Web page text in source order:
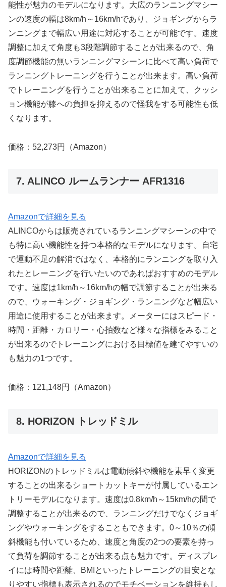
能性が魅力のモデルになります。大広のランニングマシー
ンの速度の幅は8km/h～16km/hであり、ジョギングからラ
ンニングまで幅広い用途に対応することが可能です。速度
調整に加えて角度も3段階調節することが出来るので、角
度調節機能の無いランニングマシーンに比べて高い負荷で
ランニングトレーニングを行うことが出来ます。高い負荷
でトレーニングを行うことが出来ることに加えて、クッシ
ョン機能が膝への負担を抑えるので怪我をする可能性も低
くなります。
価格：52,273円（Amazon）
7. ALINCO ルームランナー AFR1316
Amazonで詳細を見る
ALINCOからは販売されているランニングマシーンの中で
も特に高い機能性を持つ本格的なモデルになります。自宅
で運動不足の解消ではなく、本格的にランニングを取り入
れたとレーニングを行いたいのであればおすすめのモデル
です。速度は1km/h～16km/hの幅で調節することが出来る
ので、ウォーキング・ジョギング・ランニングなど幅広い
用途に使用することが出来ます。メーターにはスピード・
時間・距離・カロリー・心拍数など様々な指標をみること
が出来るのでトレーニングにおける目標値を建てやすいの
も魅力の1つです。
価格：121,148円（Amazon）
8. HORIZON トレッドミル
Amazonで詳細を見る
HORIZONのトレッドミルは電動傾斜や機能を素早く変更
することの出来るショートカットキーが付属しているエン
トリーモデルになります。速度は0.8km/h～15km/hの間で
調整することが出来るので、ランニングだけでなくジョギ
ングやウォーキングをすることもできます。0～10％の傾
斜機能も付いているため、速度と角度の2つの要素を持っ
て負荷を調節することが出来る点も魅力です。ディスプレ
イには時間や距離、BMIといったトレーニングの目安とな
りやすい指標も表示されるのでモチベーションを維持もし